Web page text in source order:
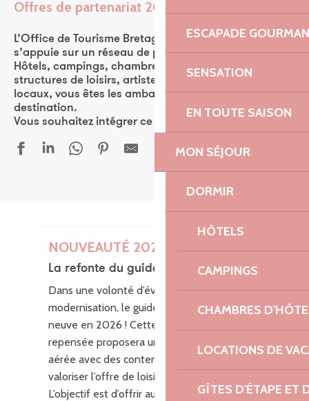
ESCAPADE
SENSATION
EN TOUTE SAISON
MON SÉJOUR
DORMIR
HÔTELS
CAMPINGS
CHAMBRES
LOCATIONS DE
GÎTES D'ÉTAPE ET
Offres de partenariat 2026
Ajouter aux
L’Office de Tourisme Bretagne Côte de Granit Rose
s’appuie sur un réseau de plus de 570 partenaires.
Hôtels, campings, chambres d’hôtes, restaurants,
structures de loisirs, artistes, ou encore producteurs
locaux, vous êtes les ambassadeurs de la
destination.
Vous souhaitez intégrer ce réseau ? Rejoignez-nous !
NOUVEAUTÉ 2026
La refonte du guide des loisirs
Dans une volonté d’évolution et de
modernisation, le guide des Loisirs fait peau
neuve en 2026 ! Cette nouvelle édition
repensée proposera une mise en page plus
aérée avec des contenus enrichis pour
valoriser l’offre de loisirs du territoire.
L’objectif est d’offrir aux habitants et aux